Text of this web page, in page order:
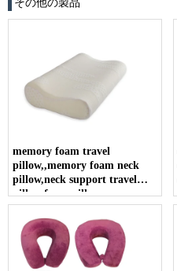
その他の製品
memory foam travel
pillow,,memory foam neck
pillow,neck support travel
pillow.foam pillow